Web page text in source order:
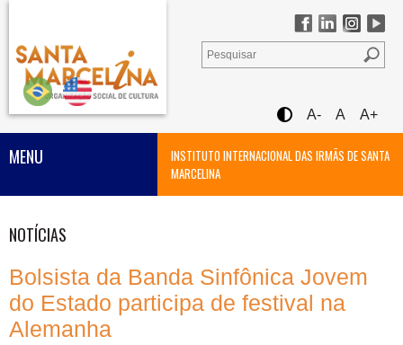
A- A A+
INSTITUTO INTERNACIONAL DAS IRMÃS DE SANTA
MARCELINA
MENU
NOTÍCIAS
Bolsista da Banda Sinfônica Jovem
do Estado participa de festival na
Alemanha